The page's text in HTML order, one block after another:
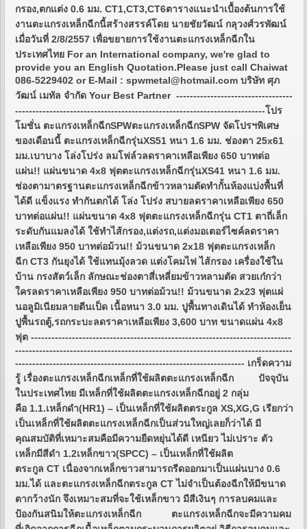
กรอง,ตกแต่ง 0.6 มม. CT1,CT3,CT6ตารางแนะนำเบื้องต้นการใช้
งานตะแกรงเหล็กฉีกนี้สร้างสรรค์โดย นายชัยวัฒน์ กลุวงศ์วรพัฒน์
เมื่อวันที่ 2/8/2557 เพื่อขยายการใช้งานตะแกรงเหล็กฉีกใน
ประเทศไทย For an International company, we're glad to
provide you an English Quotation.Please just call Chaiwat
086-5229402 or E-Mail : spwmetal@hotmail.com บริษัท ศุภ
วัฒน์ เมทัล จำกัด Your Best Partner ----------------------------------
-------------------------------------------------------------------------โปร
โมชั่น ตะแกรงเหล็กฉีกSPWตะแกรงเหล็กฉีกSPW จัดโปรฯพิเศษ
ของเดือนนี้ ตะแกรงเหล็กฉีกรุ่นXS51 หนา 1.6 มม. ช่องตา 25x61
มม.เบาบาง โล่งโปร่ง ลมโฟล์วลดราคาเหลือเพียง 650 บาทต่อ
แผ่น!! แผ่นขนาด 4x8 ฟุตตะแกรงเหล็กฉีกรุ่นXS41 หนา 1.6 มม.
ช่องตามาตรฐานตะแกรงเหล็กฉีกข้าวหลามตัดทำกั้นห้องแบ่งพื้นที่
ได้ดี แข็งแรง ทำกันตกได้ โล่ง โปร่ง สบายลดราคาเหลือเพียง 650
บาทต่อแผ่น!! แผ่นขนาด 4x8 ฟุตตะแกรงเหล็กฉีกรุ่น CT1 ตาถี่เล็ก
ระดับกันแมลงได้ ใช้ทำไส้กรอง,แต่งรถ,แต่งมอเตอร์ไซค์ลดราคา
เหลือเพียง 950 บาทต่อม้วน!! ม้วนขนาด 2x18 ฟุตตะแกรงเหล็ก
ฉีก CT3 กันยุงได้ ใช้แทนมุ้งลวด แต่งโคมไฟ ไส้กรอง เครื่องใช้ใน
บ้าน กรงสัตว์เล็ก ลักษณะช่องตาสี่เหลี่ยมข้าวหลามตัด สวยเก๋กว่า
ใครลดราคาเหลือเพียง 950 บาทต่อม้วน!! ม้วนขนาด 2x23 ฟุตแผ่
นอลูมิเนียมลายตีนเป็ด เนื้อหนา 3.0 มม. ปูพื้นทางเดินได้ ทำห้องเย็น
ปูพื้นรถตู้,รถกระบะลดราคาเหลือเพียง 3,600 บาท ขนาดแผ่น 4x8
ฟุต ----------------------------------------------------------------------------
---------------------------------------------------------------------------------
------------------------------------------------------------------- เกร็ดความ
รู้ เรื่องตะแกรงเหล็กฉีกเหล็กที่ใช้ผลิตตะแกรงเหล็กฉีก ปัจจุบัน
ในประเทศไทย มีเหล็กที่ใช้ผลิตตะแกรงเหล็กฉีกอยู่ 2 กลุ่ม
คือ 1.1.เหล็กดำ(HR1) – เป็นเหล็กที่ใช้ผลิตตระกูล XS,XG,G เรียกว่า
เป็นเหล็กที่ใช้ผลิตตะแกรงเหล็กฉีกเป็นส่วนใหญ่เลยก็ว่าได้ มี
คุณสมบัติที่เหมาะสมคือมีความยืดหยุ่นได้ดี เหนียว ไม่เปราะ ตัว
เหล็กมีสีดำ 1.2เหล็กขาว(SPCC) – เป็นเหล็กที่ใช้ผลิต
ตระกูล CT เนื่องจากเหล็กขาวสามารถรีดออกมาเป็นแผ่นบาง 0.6
มม.ได้ และตะแกรงเหล็กฉีกตระกูล CT ไม่จำเป็นต้องฉีกให้มีขนาด
ตากว้างนัก จึงเหมาะสมที่จะใช้เหล็กขาว มีสีเงินๆ การลบคมและ
ป้องกันสนิมให้ตะแกรงเหล็กฉีก ตะแกรงเหล็กฉีกจะมีความคม